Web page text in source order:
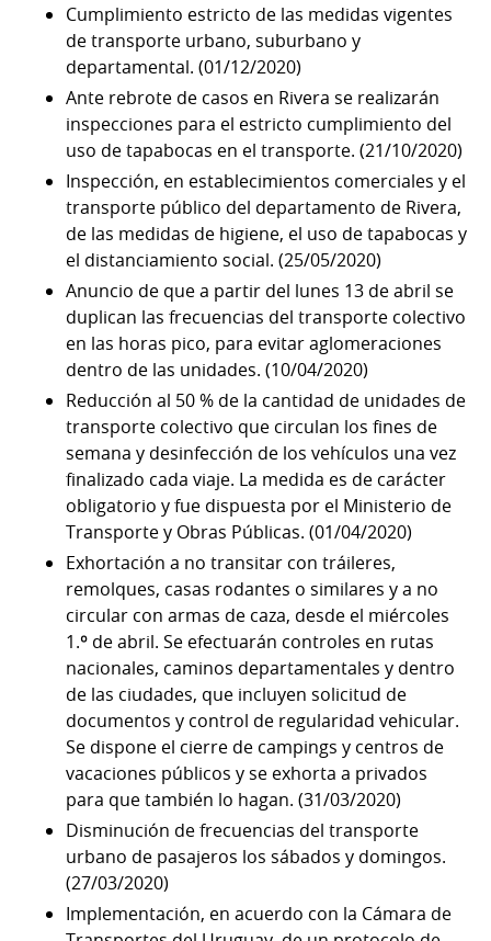
Cumplimiento estricto de las medidas vigentes
de transporte urbano, suburbano y
departamental. (01/12/2020)
Ante rebrote de casos en Rivera se realizarán
inspecciones para el estricto cumplimiento del
uso de tapabocas en el transporte. (21/10/2020)
Inspección, en establecimientos comerciales y el
transporte público del departamento de Rivera,
de las medidas de higiene, el uso de tapabocas y
el distanciamiento social. (25/05/2020)
Anuncio de que a partir del lunes 13 de abril se
duplican las frecuencias del transporte colectivo
en las horas pico, para evitar aglomeraciones
dentro de las unidades. (10/04/2020)
Reducción al 50 % de la cantidad de unidades de
transporte colectivo que circulan los fines de
semana y desinfección de los vehículos una vez
finalizado cada viaje. La medida es de carácter
obligatorio y fue dispuesta por el Ministerio de
Transporte y Obras Públicas. (01/04/2020)
Exhortación a no transitar con tráileres,
remolques, casas rodantes o similares y a no
circular con armas de caza, desde el miércoles
1.º de abril. Se efectuarán controles en rutas
nacionales, caminos departamentales y dentro
de las ciudades, que incluyen solicitud de
documentos y control de regularidad vehicular.
Se dispone el cierre de campings y centros de
vacaciones públicos y se exhorta a privados
para que también lo hagan. (31/03/2020)
Disminución de frecuencias del transporte
urbano de pasajeros los sábados y domingos.
(27/03/2020)
Implementación, en acuerdo con la Cámara de